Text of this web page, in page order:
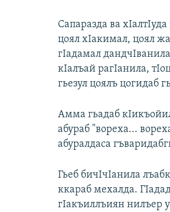
Сапаразда ва
цоял хIакимал, цоял
гIадамал
кIалъай рагIанила,
гьезул цоялъ цогидаб
Амма гьадаб
абураб "вореха...
абуралдаса
Гьеб бичIчIанила
ккараб мехалда.
гIакъиллъиян нилъер